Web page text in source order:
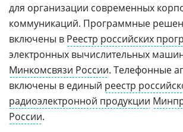
для организации современных
коммуникаций. Программные
включены в Реестр российских
электронных вычислительных
Минкомсвязи России. Телефонные
включены в единый реестр
радиоэлектронной продукции
России.